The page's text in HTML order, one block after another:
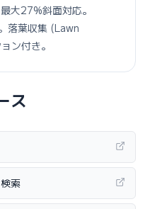
大27%斜面対応。
落葉収集 (Lawn
ン付き。
ス
索